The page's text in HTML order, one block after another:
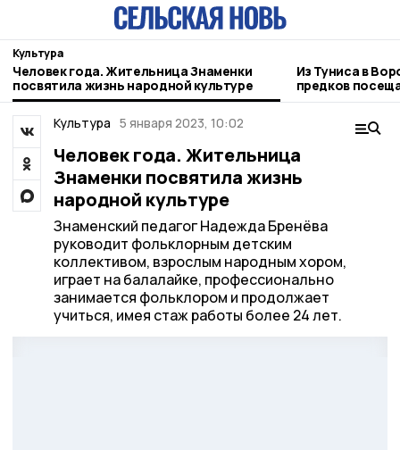
Культура
Человек года. Жительница Знаменки
посвятила жизнь народной культуре
Из Туниса в
предков
зарубежья
Культура 5 января 2023, 10:02
Человек года. Жительница
Знаменки посвятила жизнь
народной культуре
Знаменский педагог Надежда Бренёва
руководит фольклорным детским
коллективом, взрослым народным хором,
играет на балалайке, профессионально
занимается фольклором и продолжает
учиться, имея стаж работы более 24 лет.